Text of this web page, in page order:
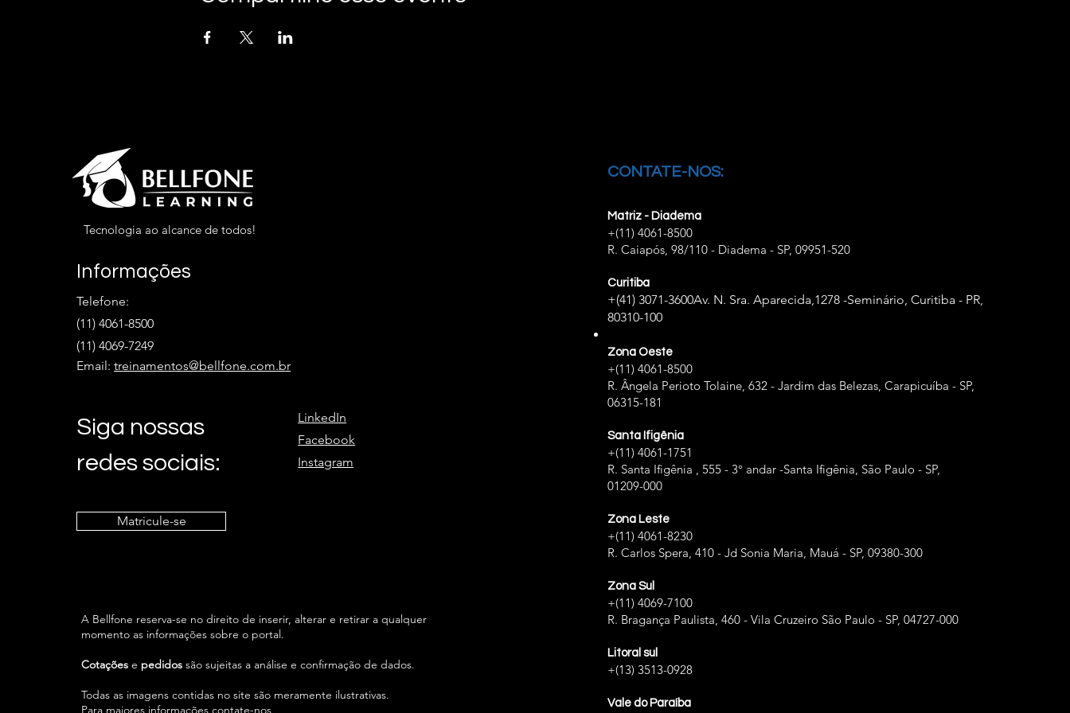
Tecnologia ao alcance de todos!
Informações
Telefone:
(11) 4061-8500
(11) 4069-7249
Email:treinamentos@bellfone.com.br
Siga nossas
redes sociais:
LinkedIn
Facebook
Instagram
Matricule-se
A Bellfone reserva-se no direito de inserir, alterar e retirar a qualquer
momento as informações sobre o portal.
Cotações e pedidos são sujeitas a análise e confirmação de dados.
Todas as imagens contidas no site são meramente ilustrativas.
Para maiores informações contate-nos
CONTATE-NOS:
Matriz - Diadema
+(11) 4061-8500
R. Caiapós, 98/110 - Diadema - SP, 09951-520
Curitiba
+(41) 3071-3600Av. N. Sra. Aparecida,1278 -Seminário, Curitiba - PR,
80310-100
Zona Oeste
+(11) 4061-8500
R. Ângela Perioto Tolaine, 632 - Jardim das Belezas, Carapicuíba - SP,
06315-181
Santa Ifigênia
+(11) 4061-1751
R. Santa Ifigênia , 555 - 3° andar -Santa Ifigênia, São Paulo - SP,
01209-000
Zona Leste
+(11) 4061-8230
R. Carlos Spera, 410 - Jd Sonia Maria, Mauá - SP, 09380-300
Zona Sul
+(11) 4069-7100
R. Bragança Paulista, 460 - Vila Cruzeiro São Paulo - SP, 04727-000
Litoral sul
+(13) 3513-0928
Vale do Paraíba